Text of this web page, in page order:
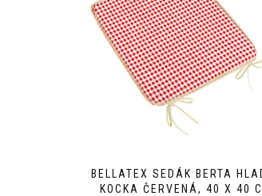
BELLATEX SEDÁK BERTA
KOCKA ČERVENÁ, 40 X 40